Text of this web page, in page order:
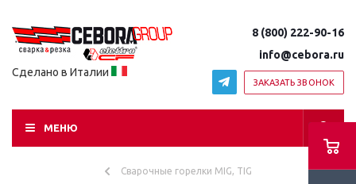
Сделано в Италии
8 (800) 222-90-16
info@cebora.ru
ЗАКАЗАТЬ ЗВОНОК
МЕНЮ
Сварочные горелки MIG, TIG